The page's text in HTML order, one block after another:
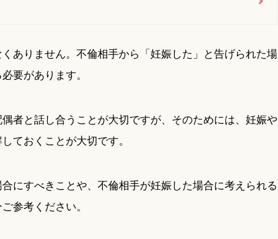
ありません。不倫相手から「妊娠した」と告げられた場
要があります。
者と話し合うことが大切ですが、そのためには、妊娠や
ておくことが大切です。
にすべきことや、不倫相手が妊娠した場合に考えられる
参考ください。